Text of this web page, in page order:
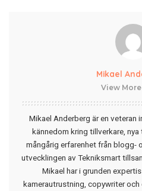
Mikael
View
Mikael Anderberg är en veteran
kännedom kring tillverkare,
mångårig erfarenhet från blogg-
utvecklingen av Tekniksmart
Mikael har i grunden
kamerautrustning, copywriter och